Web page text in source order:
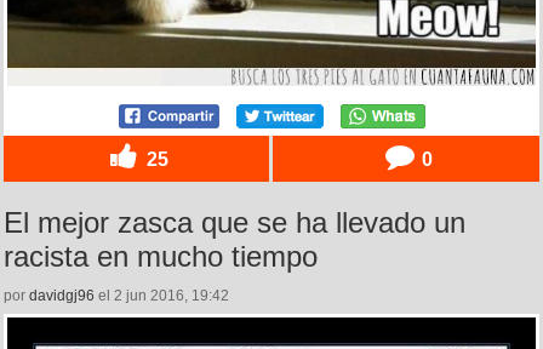
25 0
El mejor zasca que se ha llevado un
racista en mucho tiempo
por davidgj96 el 2 jun 2016, 19:42